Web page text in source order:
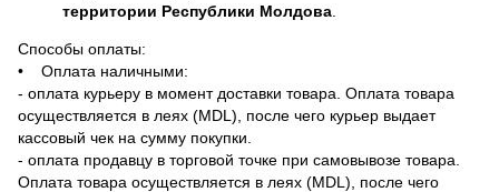
территории Республики Молдова
Способы оплаты:
• Оплата наличными:
- оплата курьеру в момент доставки товара. Оплата товара
осуществляется в леях (MDL), после чего курьер выдает
кассовый чек на сумму покупки.
- оплата продавцу в торговой точке при самовывозе товара.
Оплата товара осуществляется в леях (MDL), после чего